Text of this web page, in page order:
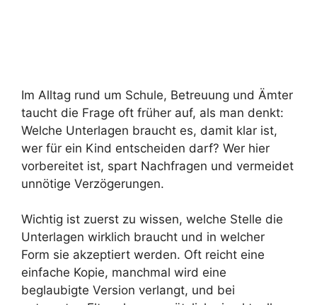
Im Alltag rund um Schule, Betreuung und Ämter
taucht die Frage oft früher auf, als man denkt:
Welche Unterlagen braucht es, damit klar ist,
wer für ein Kind entscheiden darf? Wer hier
vorbereitet ist, spart Nachfragen und vermeidet
unnötige Verzögerungen.
Wichtig ist zuerst zu wissen, welche Stelle die
Unterlagen wirklich braucht und in welcher
Form sie akzeptiert werden. Oft reicht eine
einfache Kopie, manchmal wird eine
beglaubigte Version verlangt, und bei